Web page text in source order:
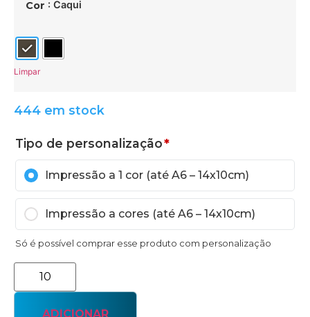
Cor : Caqui
Limpar
444 em stock
Tipo de personalização*
Impressão a 1 cor (até A6 – 14x10cm)
Impressão a cores (até A6 – 14x10cm)
Só é possível comprar esse produto com personalização
ADICIONAR